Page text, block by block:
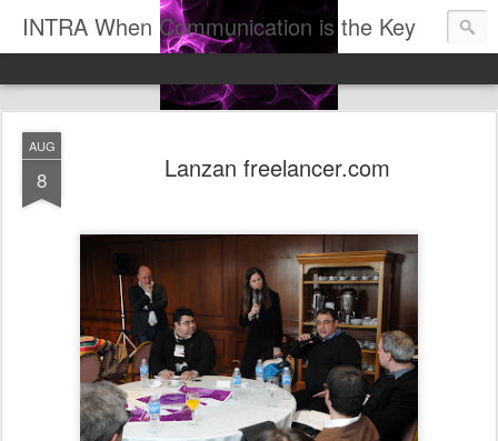
INTRA When Communication is the Key
AUG
8 Lanzan freelancer.com